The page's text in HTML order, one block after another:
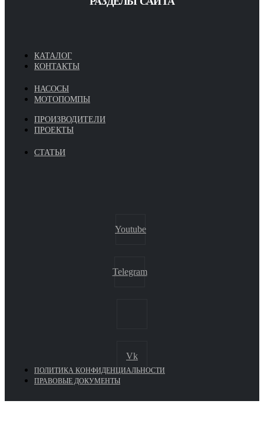
КАТАЛОГ
КОНТАКТЫ
НАСОСЫ
МОТОПОМПЫ
ПРОИЗВОДИТЕЛИ
ПРОЕКТЫ
СТАТЬИ
Youtube
Telegram
Vk
ПОЛИТИКА КОНФИДЕНЦИАЛЬНОСТИ
ПРАВОВЫЕ ДОКУМЕНТЫ